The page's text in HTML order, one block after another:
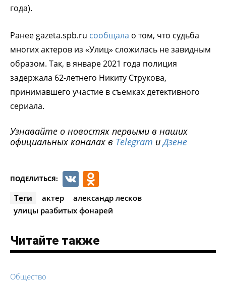
года).
Ранее gazeta.spb.ru сообщала о том, что судьба
многих актеров из «Улиц» сложилась не завидным
образом. Так, в январе 2021 года полиция
задержала 62-летнего Никиту Струкова,
принимавшего участие в съемках детективного
сериала.
Узнавайте о новостях первыми в наших
официальных каналах в Telegram иДзене
ПОДЕЛИТЬСЯ: VK
Теги актер
александр лесков
улицы разбитых фонарей
Читайте также
Общество